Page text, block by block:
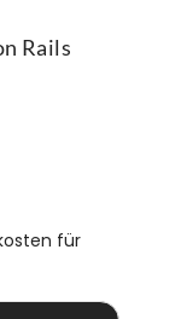
Rails
für